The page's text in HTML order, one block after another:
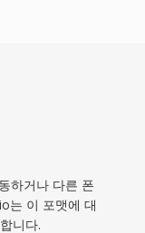
하거나 다른 폰
는 이 포맷에 대
니다.